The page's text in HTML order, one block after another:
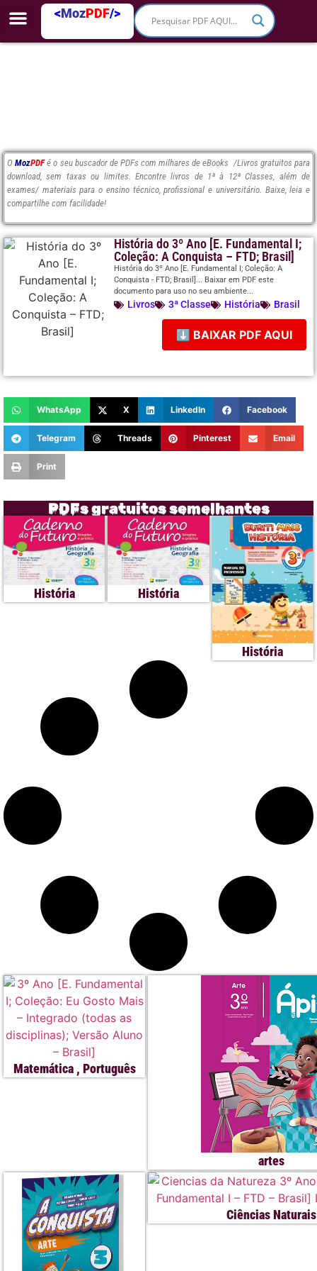
<MozPDF/>
OMozPDF é o seu buscador de PDFs com milhares de eBooks /Livros gratuitos para
download, sem taxas ou limites. Encontre livros de 1ª à 12ª Classes, além de
exames/ materiais para o ensino técnico, profissional e universitário. Baixe, leia e
compartilhe com facilidade!
História do 3º Ano [E. Fundamental I;
Coleção: A Conquista – FTD; Brasil]
História do 3º Ano [E. Fundamental I; Coleção: A
Conquista - FTD; Brasil]... Baixar em PDF este
documento para uso no seu ambiente...
Livros 3ª Classe História Brasil
⬇ BAIXAR PDF AQUI
WhatsApp X LinkedIn Facebook
Telegram Threads Pinterest Email
Print
PDFs gratuitos semelhantes
História História
História
Matemática , Português
artes
Ciências Naturais